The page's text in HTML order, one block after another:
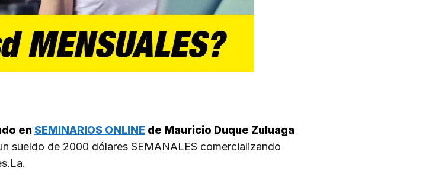
en SEMINARIOS ONLINE de Mauricio Duque Zuluaga
sueldo de 2000 dólares SEMANALES comercializando